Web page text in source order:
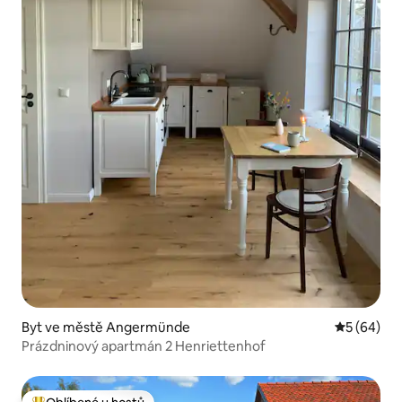
Byt ve městě Angermünde Průměrné
5 (64)
Prázdninový apartmán 2 Henriettenhof